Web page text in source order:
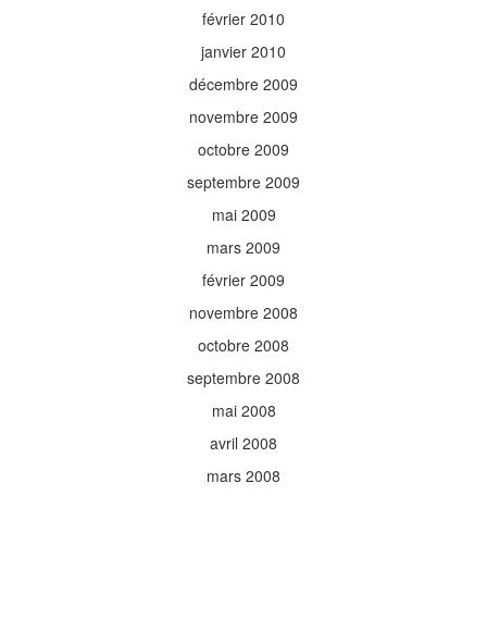
février 2010
janvier 2010
décembre 2009
novembre 2009
octobre 2009
septembre 2009
mai 2009
mars 2009
février 2009
novembre 2008
octobre 2008
septembre 2008
mai 2008
avril 2008
mars 2008